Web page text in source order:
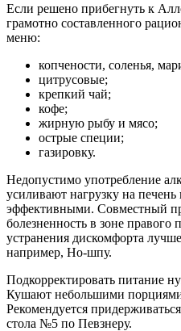
Если решено прибегнуть к
грамотно составленного
меню:
копчености, соленья,
цитрусовые;
крепкий чай;
кофе;
жирную рыбу и мясо;
острые специи;
газировку.
Недопустимо употребление
усиливают нагрузку на
эффективными. Совместный
болезненность в зоне правого
устранения дискомфорта
например, Но-шпу.
Подкорректировать питание
Кушают небольшими порциями
Рекомендуется
стола №5 по Певзнеру.